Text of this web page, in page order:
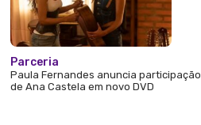
Parceria
Paula Fernandes anuncia participação
de Ana Castela em novo DVD